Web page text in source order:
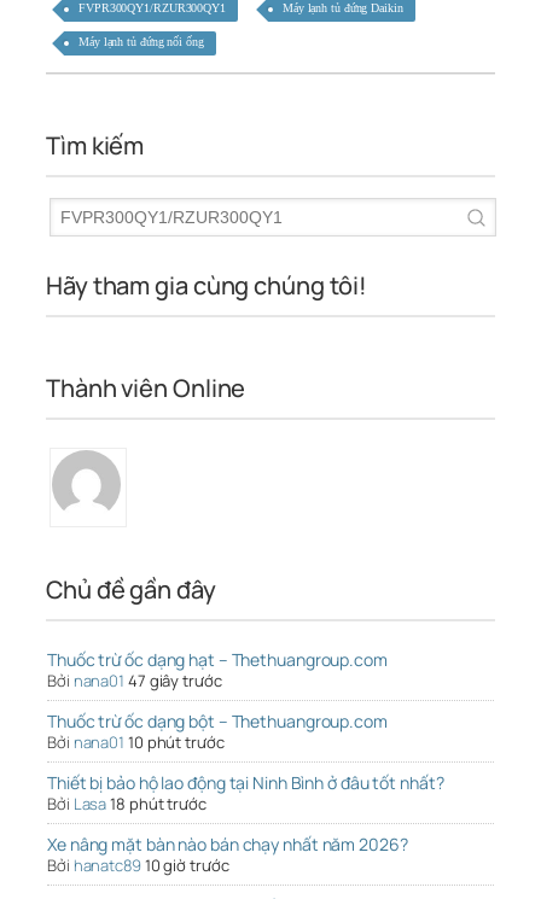
FVPR300QY1/RZUR300QY1 Máy lạnh tủ đứng Daikin
Máy lạnh tủ đứng nối ống
Tìm kiếm
Hãy tham gia cùng chúng tôi!
Thành viên Online
Chủ đề gần đây
Thuốc trừ ốc dạng hạt – Thethuangroup.com
Bởi nana01 47 giây trước
Thuốc trừ ốc dạng bột – Thethuangroup.com
Bởi nana01 10 phút trước
Thiết bị bảo hộ lao động tại Ninh Bình ở đâu tốt nhất?
Bởi Lasa18 phút trước
Xe nâng mặt bàn nào bán chạy nhất năm 2026?
Bởi hanatc8910 giờ trước